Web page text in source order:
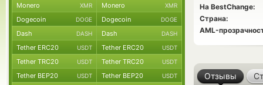
На BestChange:
Страна:
AML-
Отзывы
Monero XMR Monero XMR
Dogecoin DOGE Dogecoin DOGE
Dash DASH Dash DASH
Tether ERC20 USDT Tether ERC20 USDT
Tether TRC20 USDT Tether TRC20 USDT
Tether BEP20 USDT Tether BEP20 USDT